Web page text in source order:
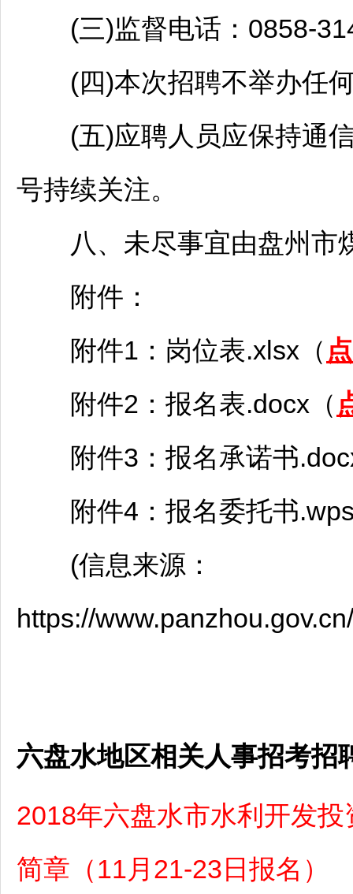
(三)监督电话：0858-
(四)本次招聘不举办任
(五)应聘人员应保持通信
号持续关注。
八、未尽事宜由盘州市
附件：
附件1：岗位表.xlsx（
附件2：报名表.docx（
附件3：报名承诺书
附件4：报名委托书
(信息来源：
https://
六盘水地区相关人事招考招
2018年六盘水市水利开发
简章（11月21-23日报名）